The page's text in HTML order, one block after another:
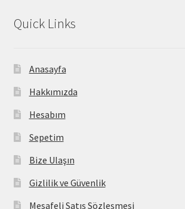
Quick Links
Anasayfa
Hakkımızda
Hesabım
Sepetim
Bize Ulaşın
Gizlilik ve Güvenlik
Mesafeli Satış Sözleşmesi